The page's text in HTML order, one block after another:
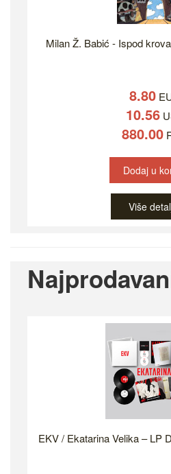
Milan Ž. Babić - Ispod
8.80
10.56
880.00
Dodaj u
Više
EKV / Ekatarina Velika – LP